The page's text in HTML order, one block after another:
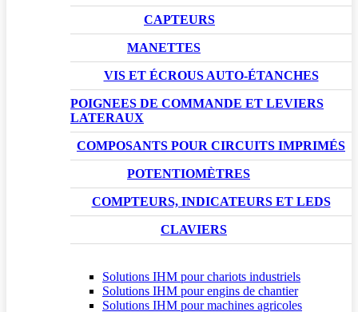
CAPTEURS
MANETTES
VIS ET ÉCROUS AUTO-ÉTANCHES
POIGNEES DE COMMANDE ET LEVIERS
LATERAUX
COMPOSANTS POUR CIRCUITS IMPRIMÉS
POTENTIOMÈTRES
COMPTEURS, INDICATEURS ET LEDS
CLAVIERS
Solutions IHM pour chariots industriels
Solutions IHM pour engins de chantier
Solutions IHM pour machines agricoles